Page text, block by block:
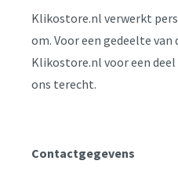
Klikostore.nl verwerkt
om. Voor een gedeelte
Klikostore.nl voor een deel
ons terecht.
Contactgegevens